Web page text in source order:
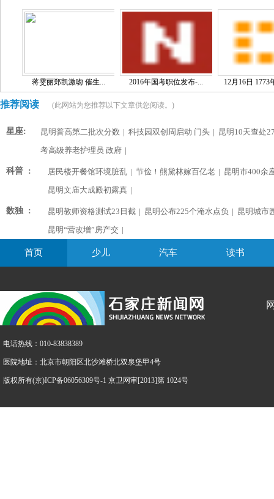
蒋雯丽郑凯激吻 催生... 2016年国考职位发布-... 12月16日 1773
推荐阅读 (此网站为您推荐以下文章供您阅读。)
星座: 昆明普高第二批次分数 | 科技园双创周启动 门头 | 昆明10天查处
考高级养老护理员 政府 |
科普 : 居民楼开餐馆环境脏乱 | 节俭！熊黛林嫁百亿老 | 昆明市400余
昆明文庙大成殿初露真 |
数独 : 昆明教师资格测试23日截 | 昆明公布225个淹水点负 | 昆明城市
昆明“营改增”房产交 |
首页 少儿 汽车 读书
电话热线：010-83838389
医院地址：北京市朝阳区北沙滩桥北双泉堡甲4号
版权所有(京)ICP备06056309号-1 京卫网审[2013]第 1024号